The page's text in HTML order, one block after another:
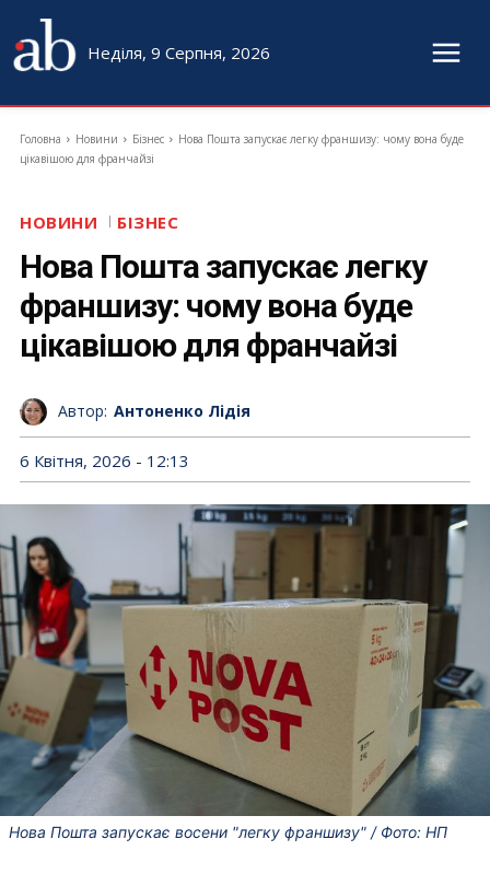
Неділя, 9 Серпня, 2026
Головна Новини Бізнес
Нова Пошта запускає легку франшизу: чому вона буде
цікавішою для франчайзі
НОВИНИ БІЗНЕС
Нова Пошта запускає легку
франшизу: чому вона буде
цікавішою для франчайзі
Автор: Антоненко Лідія
6 Квітня, 2026 - 12:13
Нова Пошта запускає восени "легку франшизу" / Фото: НП